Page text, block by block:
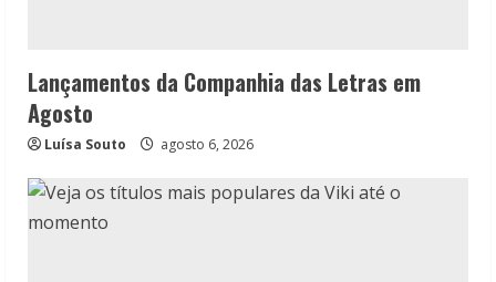
Lançamentos da Companhia das Letras em
Agosto
Luísa Souto agosto 6, 2026